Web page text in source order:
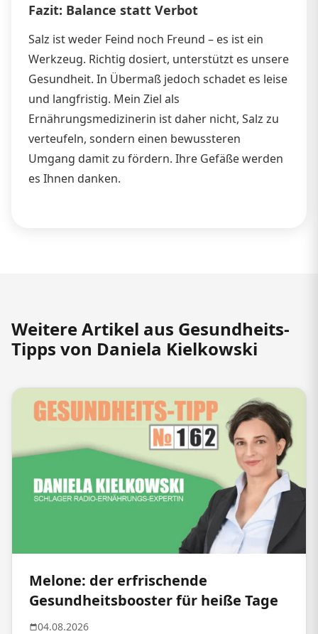
Fazit: Balance statt Verbot
Salz ist weder Feind noch Freund – es ist ein
Werkzeug. Richtig dosiert, unterstützt es unsere
Gesundheit. In Übermaß jedoch schadet es leise
und langfristig. Mein Ziel als
Ernährungsmedizinerin ist daher nicht, Salz zu
verteufeln, sondern einen bewussteren
Umgang damit zu fördern. Ihre Gefäße werden
es Ihnen danken.
Weitere Artikel aus Gesundheits-
Tipps von Daniela Kielkowski
Melone: der erfrischende
Gesundheitsbooster für heiße Tage
04.08.2026